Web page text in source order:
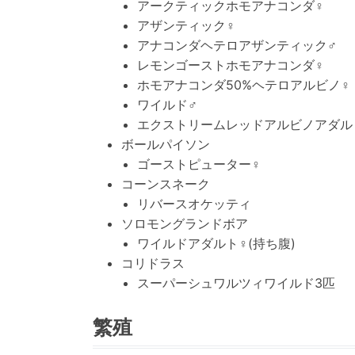
アークティックホモアナコンダ♀
アザンティック♀
アナコンダヘテロアザンティック♂
レモンゴーストホモアナコンダ♀
ホモアナコンダ50%ヘテロアルビノ♀
ワイルド♂
エクストリームレッドアルビノアダ
ボールパイソン
ゴーストピューター♀
コーンスネーク
リバースオケッティ
ソロモングランドボア
ワイルドアダルト♀(持ち腹)
コリドラス
スーパーシュワルツィワイルド3匹
繁殖